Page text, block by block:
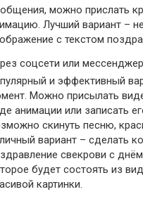
можно прислать
Лучший вариант –
с текстом
соцсети или
и эффективный
Можно присылать
анимации или записать
скинуть песню,
вариант – сделать
свекрови с
будет состоять из
картинки.